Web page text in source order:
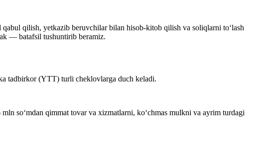
qilish, yetkazib beruvchilar bilan hisob-kitob qilish va soliqlarni to‘lash
— batafsil tushuntirib beramiz.
tadbirkor (YTT) turli cheklovlarga duch keladi.
so‘mdan qimmat tovar va xizmatlarni, ko‘chmas mulkni va ayrim turdagi